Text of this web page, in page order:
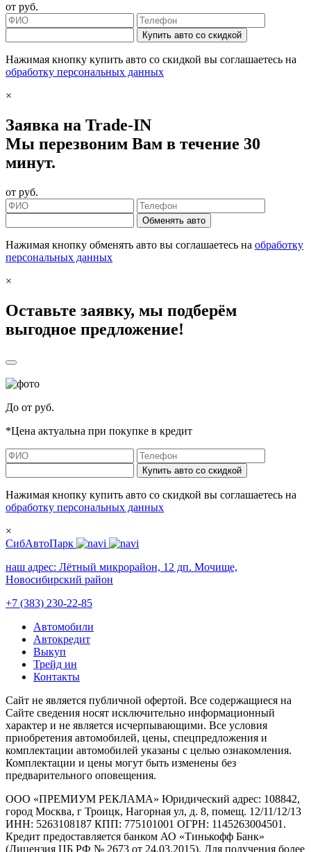
от руб.
Купить авто со скидкой
Нажимая кнопку купить авто со скидкой вы соглашаетесь на
обработку персональных данных
×
Заявка на Trade-IN
Мы перезвоним Вам в течение 30
минут.
от руб.
Обменять авто
Нажимая кнопку обменять авто вы соглашаетесь на обработку
персональных данных
×
Оставьте заявку, мы подберём
выгодное предложение!
До от руб.
*Цена актуальна при покупке в кредит
Купить авто со скидкой
Нажимая кнопку купить авто со скидкой вы соглашаетесь на
обработку персональных данных
×
СибАвтоПарк
наш адрес: Лётный микрорайон, 12 дп. Мочище,
Новосибирский район
+7 (383) 230-22-85
Автомобили
Автокредит
Выкуп
Трейд ин
Контакты
Cайт не является публичной офертой. Все содержащиеся на
Сайте сведения носят исключительно информационный
характер и не является исчерпывающими. Все условия
приобретения автомобилей, цены, спецпредложения и
комплектации автомобилей указаны с целью ознакомления.
Комплектации и цены могут быть изменены без
предварительного оповещения.
ООО «ПРЕМИУМ РЕКЛАМА» Юридический адрес: 108842,
город Москва, г Троицк, Нагорная ул, д. 8, помещ. 12/11/12/13
ИНН: 5263108187 КПП: 775101001 ОГРН: 1145263004501.
Кредит предоставляется банком АО «Тинькофф Банк»
(Лицензия ЦБ РФ № 2673 от 24.03.2015). Для получения более